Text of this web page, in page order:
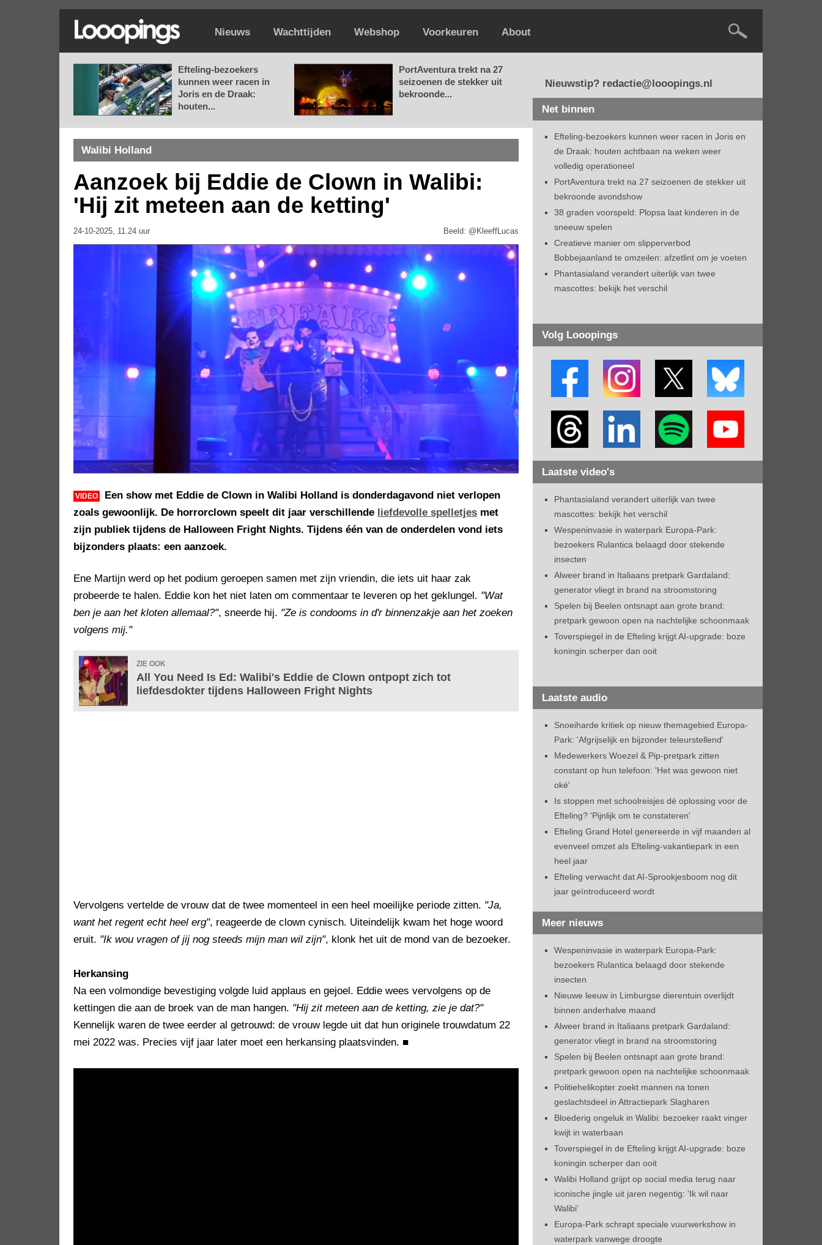
Nieuws Wachttijden Webshop Voorkeuren About
Efteling-bezoekers
kunnen weer racen in
Joris en de Draak:
houten...
PortAventura trekt na 27
seizoenen de stekker uit
bekroonde...
Walibi Holland
Aanzoek bij Eddie de Clown in Walibi:
'Hij zit meteen aan de ketting'
24-10-2025, 11.24 uur Beeld: @KleeffLucas
VIDEO
Een show met Eddie de Clown in Walibi Holland is donderdagavond niet verlopen
zoals gewoonlijk. De horrorclown speelt dit jaar verschillende liefdevolle spelletjes met
zijn publiek tijdens de Halloween Fright Nights. Tijdens één van de onderdelen vond iets
bijzonders plaats: een aanzoek.
Ene Martijn werd op het podium geroepen samen met zijn vriendin, die iets uit haar zak
probeerde te halen. Eddie kon het niet laten om commentaar te leveren op het geklungel. "Wat
ben je aan het kloten allemaal?", sneerde hij. "Ze is condooms in d'r binnenzakje aan het zoeken
volgens mij."
ZIE OOK
All You Need Is Ed: Walibi's Eddie de Clown ontpopt zich tot
liefdesdokter tijdens Halloween Fright Nights
Vervolgens vertelde de vrouw dat de twee momenteel in een heel moeilijke periode zitten. "Ja,
want het regent echt heel erg", reageerde de clown cynisch. Uiteindelijk kwam het hoge woord
eruit. "Ik wou vragen of jij nog steeds mijn man wil zijn", klonk het uit de mond van de bezoeker.
Herkansing
Na een volmondige bevestiging volgde luid applaus en gejoel. Eddie wees vervolgens op de
kettingen die aan de broek van de man hangen. "Hij zit meteen aan de ketting, zie je dat?"
Kennelijk waren de twee eerder al getrouwd: de vrouw legde uit dat hun originele trouwdatum 22
mei 2022 was. Precies vijf jaar later moet een herkansing plaatsvinden. ■
Nieuwstip? redactie@looopings.nl
Net binnen
Efteling-bezoekers kunnen weer racen in Joris en
de Draak: houten achtbaan na weken weer
volledig operationeel
PortAventura trekt na 27 seizoenen de stekker uit
bekroonde avondshow
38 graden voorspeld: Plopsa laat kinderen in de
sneeuw spelen
Creatieve manier om slipperverbod
Bobbejaanland te omzeilen: afzetlint om je voeten
Phantasialand verandert uiterlijk van twee
mascottes: bekijk het verschil
Volg Looopings
Laatste video's
Phantasialand verandert uiterlijk van twee
mascottes: bekijk het verschil
Wespeninvasie in waterpark Europa-Park:
bezoekers Rulantica belaagd door stekende
insecten
Alweer brand in Italiaans pretpark Gardaland:
generator vliegt in brand na stroomstoring
Spelen bij Beelen ontsnapt aan grote brand:
pretpark gewoon open na nachtelijke schoonmaak
Toverspiegel in de Efteling krijgt AI-upgrade: boze
koningin scherper dan ooit
Laatste audio
Snoeiharde kritiek op nieuw themagebied Europa-
Park: 'Afgrijselijk en bijzonder teleurstellend'
Medewerkers Woezel & Pip-pretpark zitten
constant op hun telefoon: 'Het was gewoon niet
oké'
Is stoppen met schoolreisjes dé oplossing voor de
Efteling? 'Pijnlijk om te constateren'
Efteling Grand Hotel genereerde in vijf maanden al
evenveel omzet als Efteling-vakantiepark in een
heel jaar
Efteling verwacht dat AI-Sprookjesboom nog dit
jaar geïntroduceerd wordt
Meer nieuws
Wespeninvasie in waterpark Europa-Park:
bezoekers Rulantica belaagd door stekende
insecten
Nieuwe leeuw in Limburgse dierentuin overlijdt
binnen anderhalve maand
Alweer brand in Italiaans pretpark Gardaland:
generator vliegt in brand na stroomstoring
Spelen bij Beelen ontsnapt aan grote brand:
pretpark gewoon open na nachtelijke schoonmaak
Politiehelikopter zoekt mannen na tonen
geslachtsdeel in Attractiepark Slagharen
Bloederig ongeluk in Walibi: bezoeker raakt vinger
kwijt in waterbaan
Toverspiegel in de Efteling krijgt AI-upgrade: boze
koningin scherper dan ooit
Walibi Holland grijpt op social media terug naar
iconische jingle uit jaren negentig: 'Ik wil naar
Walibi'
Europa-Park schrapt speciale vuurwerkshow in
waterpark vanwege droogte